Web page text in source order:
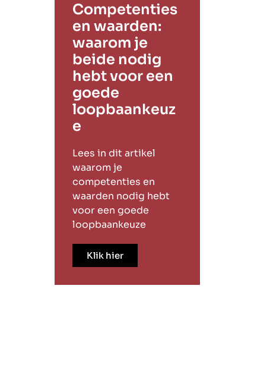
Competenties
en waarden:
waarom je
beide nodig
hebt voor een
goede
loopbaankeuz
e
Lees in dit artikel
waarom je
competenties en
waarden nodig hebt
voor een goede
loopbaankeuze
Klik hier